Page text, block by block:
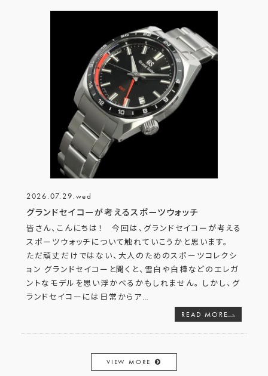
2026.07.29.wed
グランドセイコーが考えるスポーツウォッチ
皆さん、こんにちは！ 今回は、グランドセイコーが考える
スポーツウォッチについて触れていこうかと思います。
ただ頑丈だけではない、大人のためのスポーツコレクシ
ョン グランドセイコーと聞くと、雪白や白樺などのエレガ
ントなモデルを思い浮かべるかもしれません。 しかし、グ
ランドセイコーには日常からア…
READ MORE
VIEW MORE